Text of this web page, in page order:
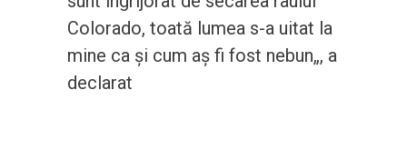
Colorado, toată lumea s-a uitat la
mine ca şi cum aş fi fost nebun„, a
declarat